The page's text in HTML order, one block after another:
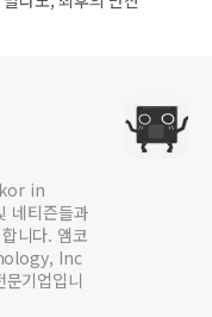
in
네티즌들과
니다. 앰코
Inc
기업입니